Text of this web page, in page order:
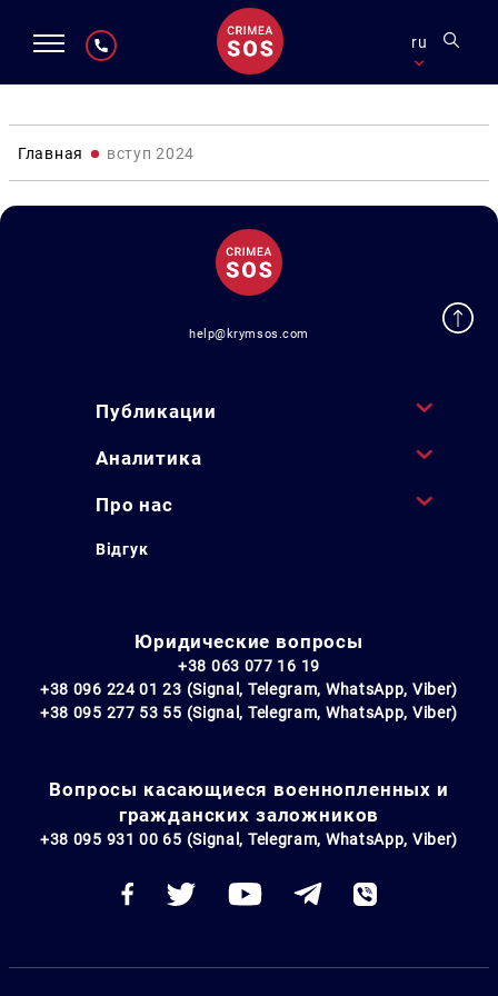
ru
Главная вступ 2024
help@krymsos.com
Публикации
Аналитика
Про нас
Відгук
Юридические вопросы
+38 063 077 16 19
+38 096 224 01 23 (Signal, Telegram, WhatsApp, Viber)
+38 095 277 53 55 (Signal, Telegram, WhatsApp, Viber)
Вопросы касающиеся военнопленных и
гражданских заложников
+38 095 931 00 65 (Signal, Telegram, WhatsApp, Viber)